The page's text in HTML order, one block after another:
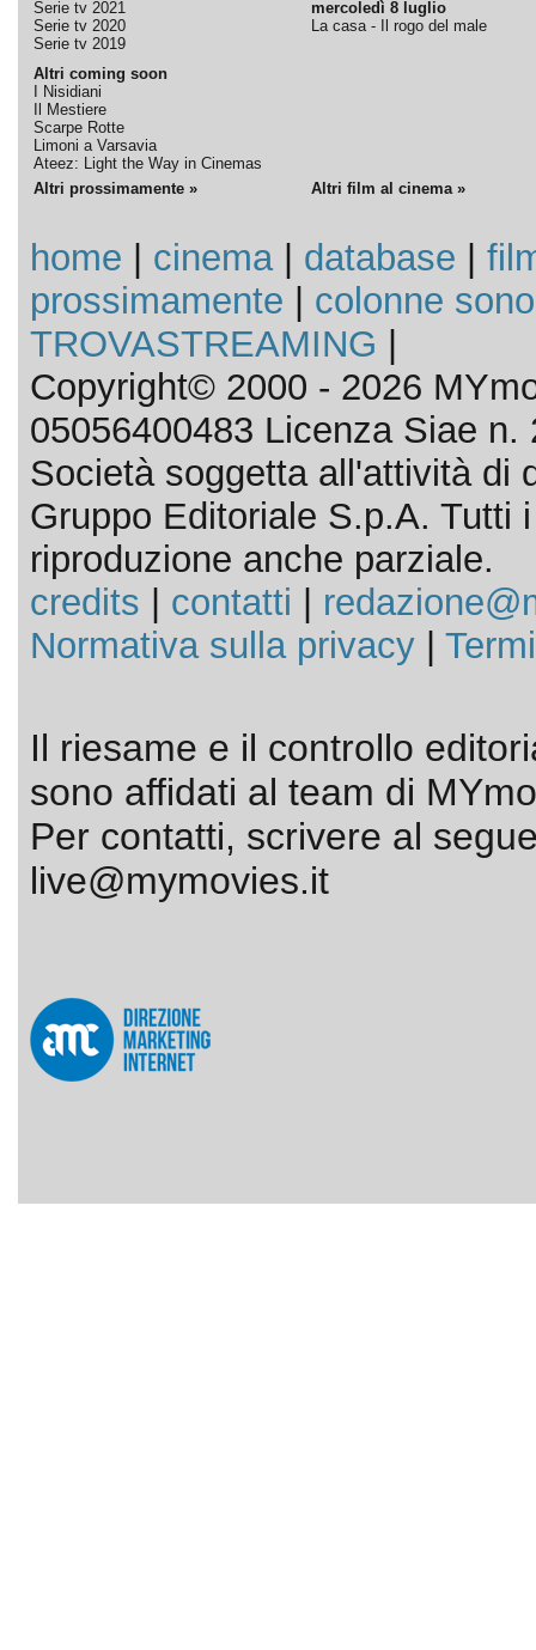
Serie tv 2021
Serie tv 2020
Serie tv 2019
Altri coming soon
I Nisidiani
Il Mestiere
Scarpe Rotte
Limoni a Varsavia
Ateez: Light the Way in Cinemas
mercoledì 8 luglio
La casa - Il rogo del male
Altri prossimamente » Altri film al cinema »
home cinema| database
prossimamente
colonne
TROVASTREAMING
Copyright© 2000 - 2026
05056400483 Licenza Siae n.
Società soggetta all'attività di
Gruppo Editoriale S.p.A. Tutti
riproduzione anche parziale.
credits
contatti
Normativa sulla privacy|
Il riesame e il controllo
sono affidati al team di
Per contatti, scrivere al
live@mymovies.it